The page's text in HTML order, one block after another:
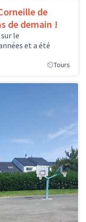
de
de demain !
le
et a été
Tours